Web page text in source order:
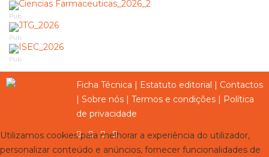
Pub
Pub
Pub
Ficha Técnica | Estatuto editorial | Contactos
| Sobre nós | Termos e condições | Política
de privacidade
Utilizamos cookies para melhorar a experiência do utilizador,
personalizar conteúdo e anúncios, fornecer funcionalidades de